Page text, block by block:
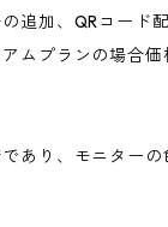
追加、QRコード
ムプランの場合価
あり、モニターの